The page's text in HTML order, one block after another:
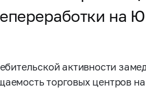
на
активности
торговых центров